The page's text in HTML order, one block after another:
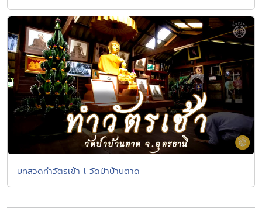
บทสวดทำวัตรเช้า l วัดป่าบ้านตาด